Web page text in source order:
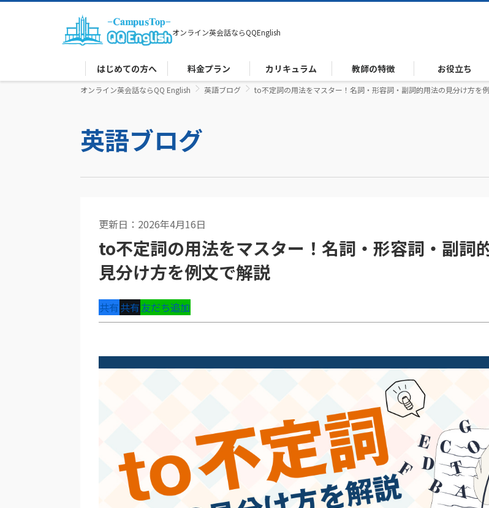
オンライン英会話ならQQEnglish
はじめての方へ 料金プラン カリキュラム 教師の特徴 お役立ち
オンライン英会話ならQQ English 英語ブログ to不定詞の用法をマスター！名詞・形容詞・副詞的用法の見分け方を
英語ブログ
更新日：2026年4月16日
to不定詞の用法をマスター！名詞・形容詞・副詞
見分け方を例文で解説
共有共有友だち追加